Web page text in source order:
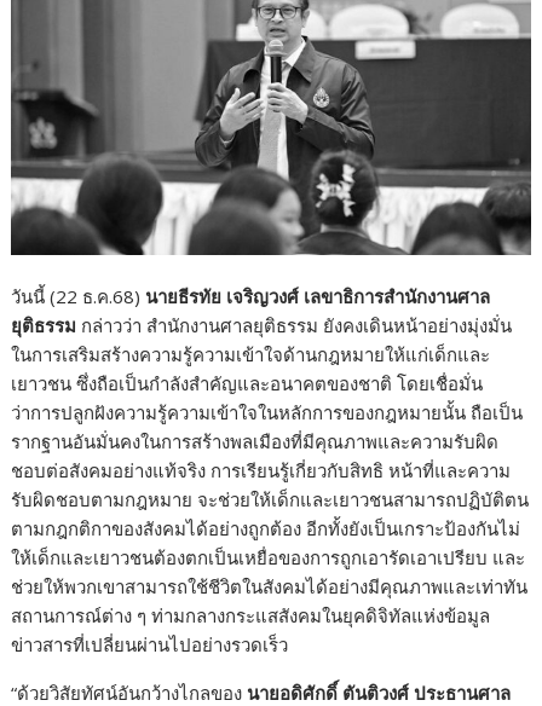
วันนี้ (22 ธ.ค.68) นายธีรทัย เจริญวงศ์ เลขาธิการสำนักงานศาล
ยุติธรรม กล่าวว่า สำนักงานศาลยุติธรรม ยังคงเดินหน้าอย่างมุ่งมั่น
ในการเสริมสร้างความรู้ความเข้าใจด้านกฎหมายให้แก่เด็กและ
เยาวชน ซึ่งถือเป็นกำลังสำคัญและอนาคตของชาติ โดยเชื่อมั่น
ว่าการปลูกฝังความรู้ความเข้าใจในหลักการของกฎหมายนั้น ถือเป็น
รากฐานอันมั่นคงในการสร้างพลเมืองที่มีคุณภาพและความรับผิด
ชอบต่อสังคมอย่างแท้จริง การเรียนรู้เกี่ยวกับสิทธิ หน้าที่และความ
รับผิดชอบตามกฎหมาย จะช่วยให้เด็กและเยาวชนสามารถปฏิบัติตน
ตามกฎกติกาของสังคมได้อย่างถูกต้อง อีกทั้งยังเป็นเกราะป้องกันไม่
ให้เด็กและเยาวชนต้องตกเป็นเหยื่อของการถูกเอารัดเอาเปรียบ และ
ช่วยให้พวกเขาสามารถใช้ชีวิตในสังคมได้อย่างมีคุณภาพและเท่าทัน
สถานการณ์ต่าง ๆ ท่ามกลางกระแสสังคมในยุคดิจิทัลแห่งข้อมูล
ข่าวสารที่เปลี่ยนผ่านไปอย่างรวดเร็ว
“ด้วยวิสัยทัศน์อันกว้างไกลของ นายอดิศักดิ์ ตันติวงศ์ ประธานศาล